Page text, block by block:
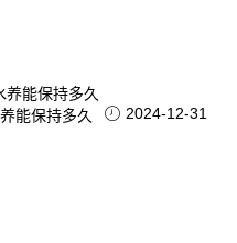
能保持多久 2024-12-31